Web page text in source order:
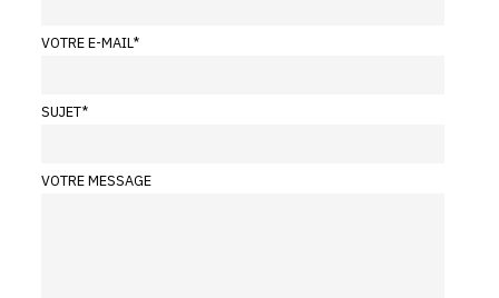
VOTRE E-MAIL*
SUJET*
VOTRE MESSAGE